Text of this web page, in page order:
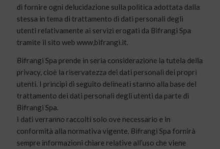
di fornire ogni delucidazione sulla politica adottata dalla
stessa in tema di trattamento di dati personali degli
utenti relativamente ai servizi erogati da Bifrangi Spa
tramite il sito web www,bifrangi.it.
Bifrangi Spa prende in seria considerazione la tutela della
privacy, cioè la riservatezza dei dati personali dei propri
utenti. I principi di seguito delineati stanno alla base del
trattamento dei dati personali degli utenti da parte di
Bifrangi Spa.
I dati verranno raccolti solo ove necessario e in
conformità alla normativa vigente. Bifrangi Spa fornirà
sempre informazioni chiare relative all’uso che viene